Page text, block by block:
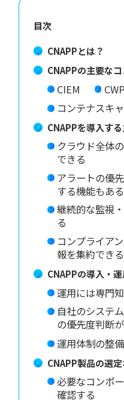
目次
CNAPPとは？
CNAPPの主要な
CIEM
コンテナスキ
CNAPPを導入す
クラウド全体
できる
アラートの優
する機能もある
継続的な監視
る
コンプライア
報を集約できる
CNAPPの導入・
運用には専門
自社のシステ
の優先度判断
運用体制の整
CNAPP製品の選
必要なコンポ
確認する